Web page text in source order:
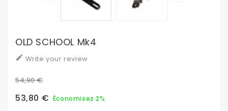
OLD SCHOOL Mk4
 Write your review
54,90 €
53,80 € Économisez 2%